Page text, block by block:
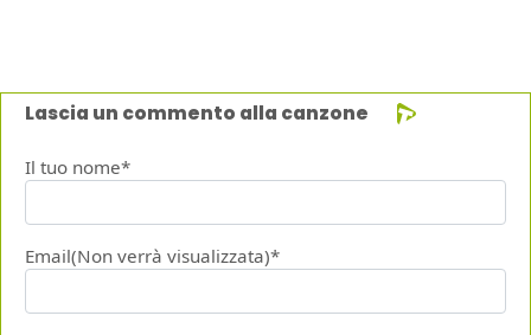
Lascia un commento alla canzone
Il tuo nome*
Email(Non verrà visualizzata)*